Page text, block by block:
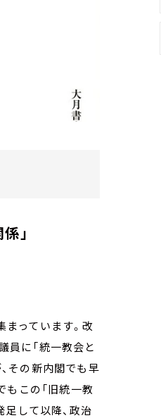
」
っています。改
員に「統一教会と
その新内閣でも早
この「旧統一教
足して以降、政治